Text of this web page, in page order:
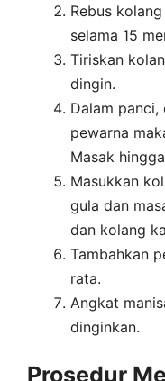
Rebus
selama 15
Tiriskan
dingin.
Dalam panci,
pewarna
Masak
Masukkan
gula dan
dan kolang
Tambahkan
rata.
Angkat
dinginkan.
Prosedur